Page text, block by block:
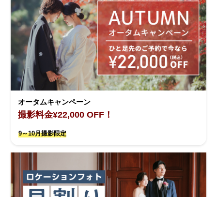
オータムキャンペーン
撮影料金¥22,000 OFF！
9～10月撮影限定